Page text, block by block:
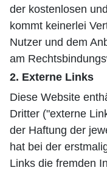
der kostenlosen
kommt keinerlei
Nutzer und dem
am
2. Externe Links
Diese Website
Dritter ("externe
der Haftung der
hat bei der
Links die fremden